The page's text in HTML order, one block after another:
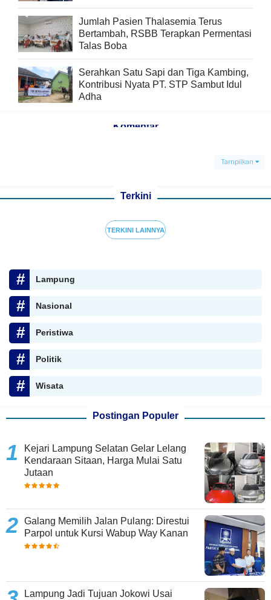
Jumlah Pasien Thalasemia Terus
Bertambah, RSBB Terapkan Permentasi
Talas Boba
Serahkan Satu Sapi dan Tiga Kambing,
Kontribusi Nyata PT. STP Sambut Idul
Adha
Komentar
Tampilkan
Terkini
TERKINI LAINNYA
Lampung
Nasional
Peristiwa
Politik
Wisata
Postingan Populer
Kejari Lampung Selatan Gelar Lelang
Kendaraan Sitaan, Harga Mulai Satu
Jutaan
Galang Memilih Jalan Pulang: Direstui
Parpol untuk Kursi Wabup Way Kanan
Lampung Jadi Tujuan Jokowi Usai